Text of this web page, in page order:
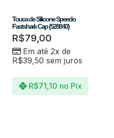
Touca de Silicone Speedo
Fastshark Cap (528840)
R$79,00
Em até 2x de
R$39,50 sem juros
R$71,10 no Pix